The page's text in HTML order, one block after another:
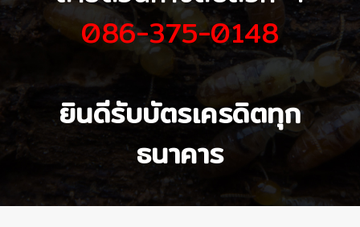
086-375-0148
ยินดีรับบัตรเครดิตทุก
ธนาคาร